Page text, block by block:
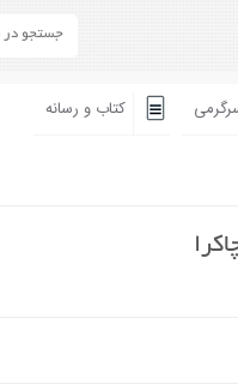
کتاب و رسانه